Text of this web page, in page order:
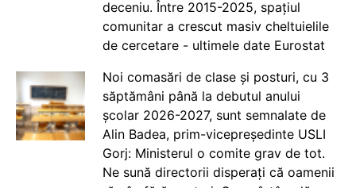
deceniu. Între 2015-2025, spațiul
comunitar a crescut masiv cheltuielile
de cercetare - ultimele date Eurostat
Noi comasări de clase și posturi, cu 3
săptămâni până la debutul anului
școlar 2026-2027, sunt semnalate de
Alin Badea, prim-vicepreședinte USLI
Gorj: Ministerul o comite grav de tot.
Ne sună directorii disperați că oamenii